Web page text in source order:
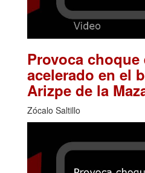
Provoca choque
acelerado en el
Arizpe de la
Zócalo Saltillo